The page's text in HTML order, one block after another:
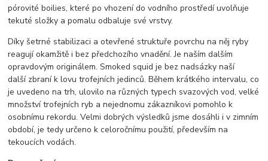
pórovité boilies, které po vhození do vodního prostředí uvolňuje
tekuté složky a pomalu odbaluje své vrstvy.
Díky šetrné stabilizaci a otevřené struktuře povrchu na něj ryby
reagují okamžitě i bez předchozího vnadění. Je naším dalším
opravdovým originálem. Smoked squid je bez nadsázky naší
další zbraní k lovu trofejních jedinců. Během krátkého intervalu, co
je uvedeno na trh, ulovilo na různých typech svazových vod, velké
množství trofejních ryb a nejednomu zákazníkovi pomohlo k
osobnímu rekordu. Velmi dobrých výsledků jsme dosáhli i v zimním
období, je tedy určeno k celoročnímu použití, především na
tekoucích vodách.